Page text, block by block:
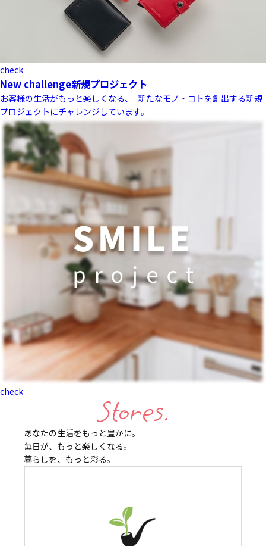
check
New challenge新規プロジェクト
お客様の生活がもっと楽しくなる、 新たなモノ・コトを創出する新規
プロジェクトにチャレンジしています。
check
Stores.
あなたの生活をもっと豊かに。
毎日が、もっと楽しくなる。
暮らしを、もっと彩る。